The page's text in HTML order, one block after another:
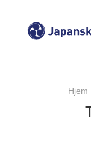
Hjem